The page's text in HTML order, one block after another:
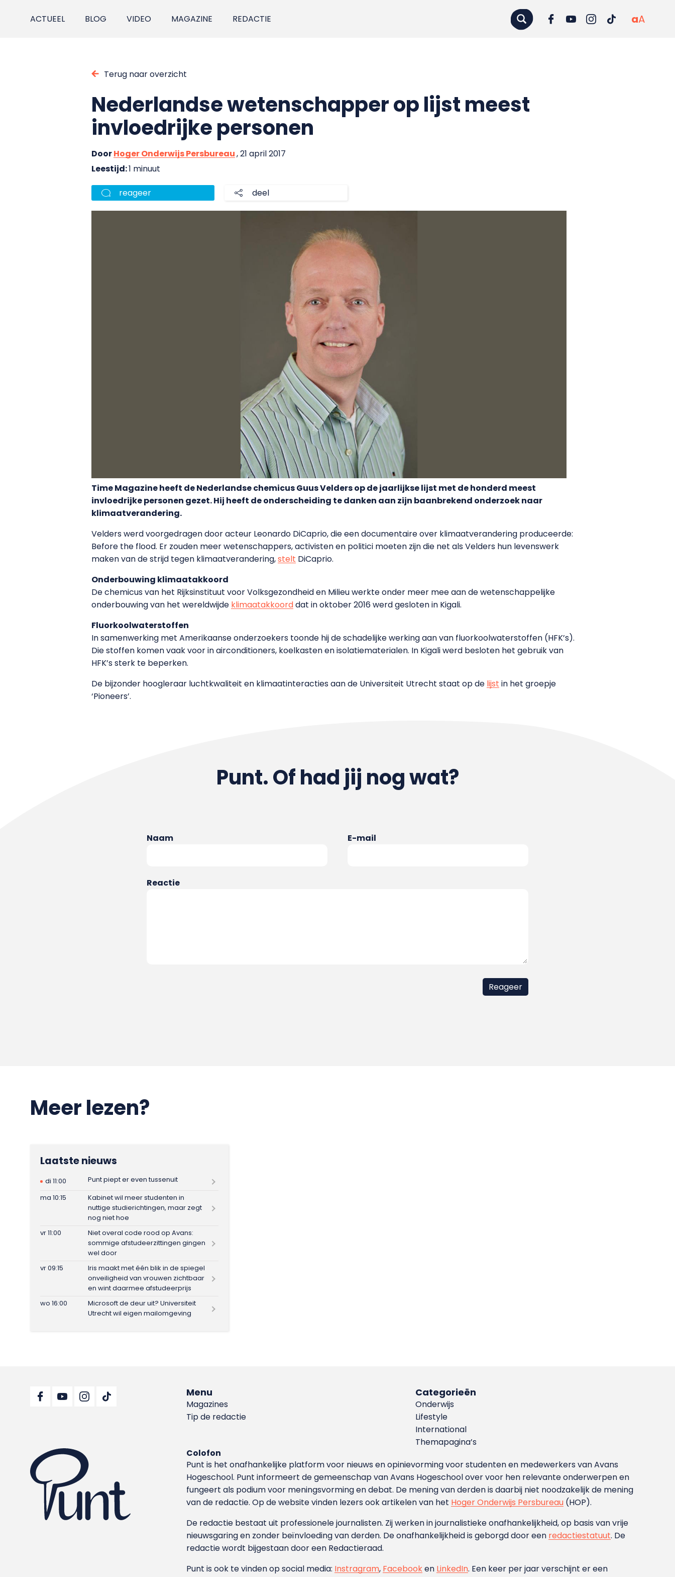
ACTUEEL BLOG VIDEO MAGAZINE REDACTIE aA
Terug naar overzicht
Nederlandse wetenschapper op lijst meest
invloedrijke personen
DoorHoger Onderwijs Persbureau, 21 april 2017
Leestijd:1 minuut
reageer deel
Time Magazine heeft de Nederlandse chemicus Guus Velders op de jaarlijkse lijst met de honderd meest
invloedrijke personen gezet. Hij heeft de onderscheiding te danken aan zijn baanbrekend onderzoek naar
klimaatverandering.
Velders werd voorgedragen door acteur Leonardo DiCaprio, die een documentaire over klimaatverandering produceerde:
Before the flood. Er zouden meer wetenschappers, activisten en politici moeten zijn die net als Velders hun levenswerk
maken van de strijd tegen klimaatverandering,stelt DiCaprio.
Onderbouwing klimaatakkoord
De chemicus van het Rijksinstituut voor Volksgezondheid en Milieu werkte onder meer mee aan de wetenschappelijke
onderbouwing van het wereldwijde klimaatakkoorddat in oktober 2016 werd gesloten in Kigali.
Fluorkoolwaterstoffen
In samenwerking met Amerikaanse onderzoekers toonde hij de schadelijke werking aan van fluorkoolwaterstoffen (HFK’s).
Die stoffen komen vaak voor in airconditioners, koelkasten en isolatiematerialen. In Kigali werd besloten het gebruik van
HFK’s sterk te beperken.
De bijzonder hoogleraar luchtkwaliteit en klimaatinteracties aan de Universiteit Utrecht staat op de lijst in het groepje
‘Pioneers’.
Punt. Of had jij nog wat?
Naam E-mail
Reactie
Meer lezen?
Laatste nieuws
di 11:00
Punt piept er even tussenuit
ma 10:15
Kabinet wil meer studenten in
nuttige studierichtingen, maar zegt
nog niet hoe
vr 11:00
Niet overal code rood op Avans:
sommige afstudeerzittingen gingen
wel door
vr 09:15
Iris maakt met één blik in de spiegel
onveiligheid van vrouwen zichtbaar
en wint daarmee afstudeerprijs
wo 16:00
Microsoft de deur uit? Universiteit
Utrecht wil eigen mailomgeving
Menu
Magazines
Tip de redactie
Categorieën
Onderwijs
Lifestyle
International
Themapagina’s
Colofon
Punt is het onafhankelijke platform voor nieuws en opinievorming voor studenten en medewerkers van Avans
Hoge­school. Punt informeert de gemeenschap van Avans Hogeschool over voor hen relevante onderwerpen en
fungeert als podium voor meningsvorming en debat. De mening van derden is daarbij niet noodzakelijk de mening
van de redactie. Op de website vinden lezers ook artikelen van het Hoger Onderwijs Persbureau (HOP).
De redactie bestaat uit professionele journalisten. Zij werken in journalistieke onafhankelijkheid, op basis van vrije
nieuwsgaring en zonder beïnvloeding van derden. De onafhankelijkheid is geborgd door een redactiestatuut. De
redactie wordt bijgestaan door een Redactieraad.
Punt is ook te vinden op social media: Instragram, Facebooken LinkedIn. Een keer per jaar verschijnt er een